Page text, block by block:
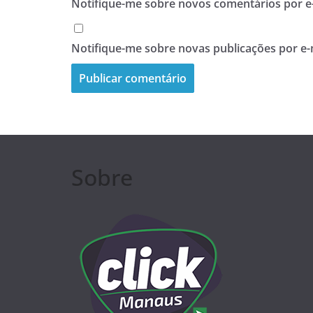
Notifique-me sobre novos comentários por
Notifique-me sobre novas publicações por
Sobre